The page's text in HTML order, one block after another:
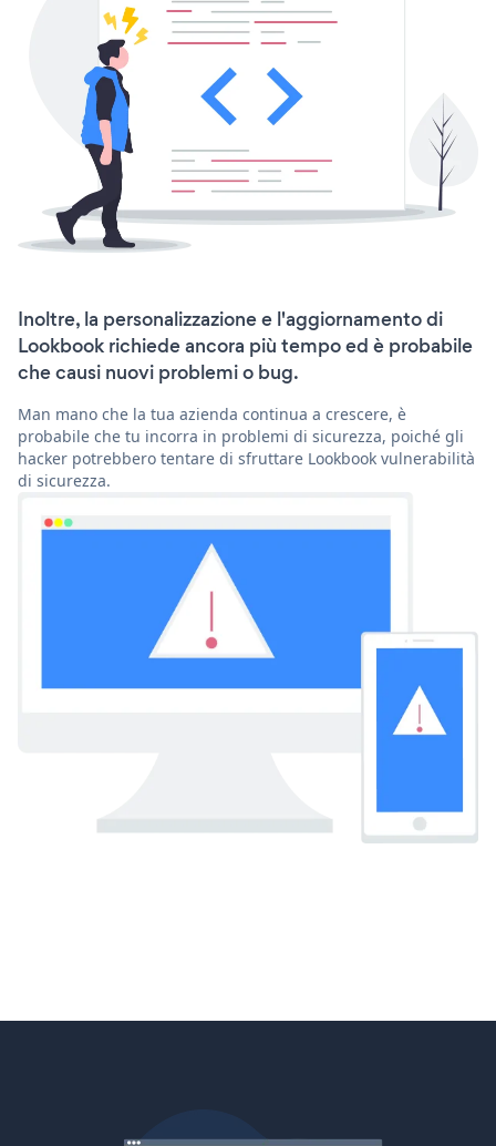
Inoltre, la personalizzazione e l'aggiornamento di
Lookbook richiede ancora più tempo ed è probabile
che causi nuovi problemi o bug.
Man mano che la tua azienda continua a crescere, è
probabile che tu incorra in problemi di sicurezza, poiché gli
hacker potrebbero tentare di sfruttare Lookbook vulnerabilità
di sicurezza.